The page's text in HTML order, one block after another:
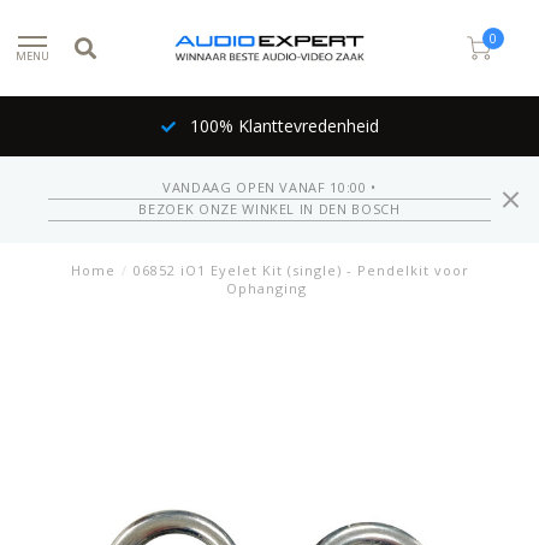
MENU
0
100% Klanttevredenheid
VANDAAG OPEN VANAF 10:00 •
BEZOEK ONZE WINKEL IN DEN BOSCH
Home / 06852 iO1 Eyelet Kit (single) - Pendelkit voor
Ophanging